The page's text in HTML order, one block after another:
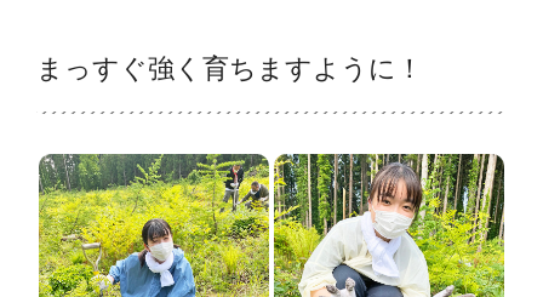
まっすぐ強く育ちますように！